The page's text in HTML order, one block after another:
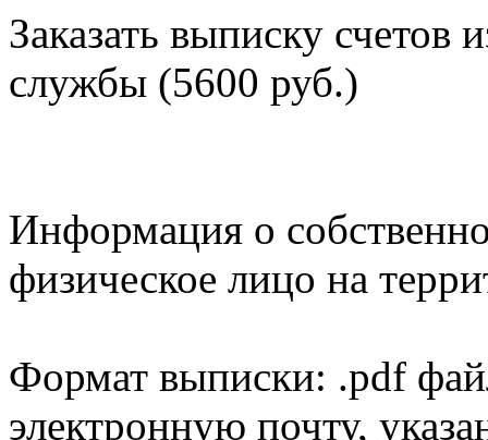
Заказать выписку счетов
службы (5600 руб.)
Информация о
физическое лицо на
Формат выписки: .pdf
электронную почту,